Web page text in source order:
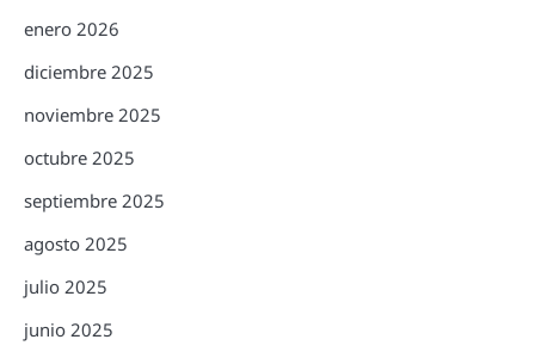
enero 2026
diciembre 2025
noviembre 2025
octubre 2025
septiembre 2025
agosto 2025
julio 2025
junio 2025